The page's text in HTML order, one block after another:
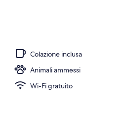
Colazione inclusa
Animali ammessi
Wi-Fi gratuito